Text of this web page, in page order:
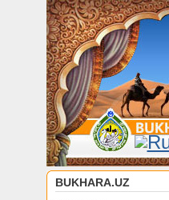
BUKHARA.UZ